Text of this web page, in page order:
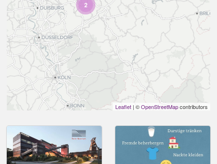
2
Leaflet | ©OpenStreetMapcontributors